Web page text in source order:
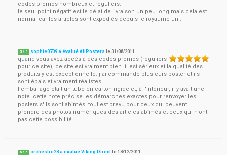
codes promos nombreux et réguliers.
le seul point négatif est le délai de livraison un peu long mais cela est
normal car les articles sont expédiés depuis le royaume-uni.
5 / 5 sophie0709 a évalué AllPosters le31/08/2011
quand vous avez accès à des codes promos (réguliers
pour ce site), ce site est vraiment bien. il est sérieux et la qualité des
produits y est exceptionnelle. j'ai commandé plusieurs poster et ils
sont épais et vraiment réalistes.
l'emballage était un tube en carton rigide et, à l'intérieur, il y avait une
note. cette note précise les démarches exactes pour renvoyer les
posters s'ils sont abîmés. tout est prévu pour ceux qui peuvent
prendre des photos numériques des articles abîmés et ceux qui n'ont
pas cette possibilité.
5 / 5 orchestre28 a évalué Viking Direct le18/12/2011